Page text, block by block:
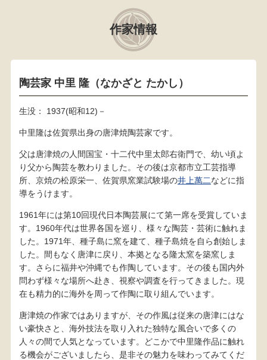
作家情報
陶芸家 中里 隆（なかざと たかし）
生没： 1937(昭和12)－
中里隆は佐賀県出身の唐津焼陶芸家です。
父は唐津焼の人間国宝・十二代中里太郎右衛門で、幼い頃よ
り父から陶芸を教わりました。その後は京都市立工芸指導
所、京焼の松原栄一、佐賀県窯業試験場の井上萬二などに指
導をうけます。
1961年には第10回現代日本陶芸展にて第一席を受賞していま
す。1960年代は世界各国を巡り、様々な陶芸・芸術に触れま
した。1971年、種子島に窯を建て、種子島焼を自ら創始しま
した。間もなく唐津に戻り、本拠となる隆太窯を築窯しま
す。さらに福井や沖縄でも作陶しています。その後も国内外
問わず様々な場所へ赴き、視察や調査を行ってきました。現
在も精力的に海外を周って作陶に取り組んでいます。
唐津焼の作家ではありますが、その作風は従来の唐津にはな
い豪快さと、海外技法を取り入れた独特な風合いで多くの
人々の間で人気となっています。どこかで中里隆作品に触れ
る機会がございましたら、是非その魅力を味わってみてくだ